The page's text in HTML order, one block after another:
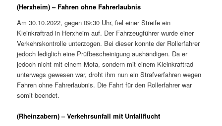
(Herxheim) – Fahren ohne Fahrerlaubnis
Am 30.10.2022, gegen 09:30 Uhr, fiel einer Streife ein
Kleinkraftrad in Herxheim auf. Der Fahrzeugführer wurde einer
Verkehrskontrolle unterzogen. Bei dieser konnte der Rollerfahrer
jedoch lediglich eine Prüfbescheinigung aushändigen. Da er
jedoch nicht mit einem Mofa, sondern mit einem Kleinkraftrad
unterwegs gewesen war, droht ihm nun ein Strafverfahren wegen
Fahren ohne Fahrerlaubnis. Die Fahrt für den Rollerfahrer war
somit beendet.
(Rheinzabern) – Verkehrsunfall mit Unfallflucht